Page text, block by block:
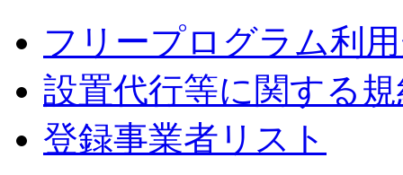
フリープログラム利
設置代行等に関する
登録事業者リスト